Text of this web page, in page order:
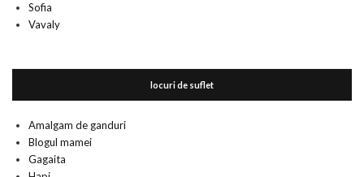
Sofia
Vavaly
locuri de suflet
Amalgam de ganduri
Blogul mamei
Gagaita